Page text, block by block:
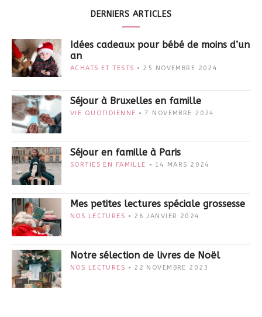
DERNIERS ARTICLES
Idées cadeaux pour bébé de moins d’un
an
ACHATS ET TESTS 25 NOVEMBRE 2024
Séjour à Bruxelles en famille
VIE QUOTIDIENNE 7 NOVEMBRE 2024
Séjour en famille à Paris
SORTIES EN FAMILLE 14 MARS 2024
Mes petites lectures spéciale grossesse
NOS LECTURES 26 JANVIER 2024
Notre sélection de livres de Noël
NOS LECTURES 22 NOVEMBRE 2023